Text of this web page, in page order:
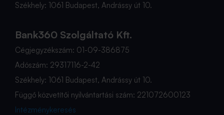
Székhely: 1061 Budapest, Andrássy út 10.
Bank360 Szolgáltató Kft.
Cégjegyzékszám: 01-09-386875
Adószám: 29317116-2-42
Székhely: 1061 Budapest, Andrássy út 10.
Függő közvetítői nyilvántartási szám: 221072600123
Intézménykeresés